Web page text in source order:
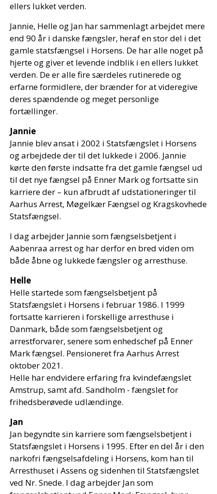
ellers lukket verden.
Jannie, Helle og Jan har sammenlagt arbejdet mere
end 90 år i danske fængsler, heraf en stor del i det
gamle statsfængsel i Horsens. De har alle noget på
hjerte og giver et levende indblik i en ellers lukket
verden. De er alle fire særdeles rutinerede og
erfarne formidlere, der brænder for at videregive
deres spændende og meget personlige
fortællinger.
Jannie
Jannie blev ansat i 2002 i Statsfængslet i Horsens
og arbejdede der til det lukkede i 2006. Jannie
kørte den første indsatte fra det gamle fængsel ud
til det nye fængsel på Enner Mark og fortsatte sin
karriere der – kun afbrudt af udstationeringer til
Aarhus Arrest, Møgelkær Fængsel og Kragskovhede
Statsfængsel.
I dag arbejder Jannie som fængselsbetjent i
Aabenraa arrest og har derfor en bred viden om
både åbne og lukkede fængsler og arresthuse.
Helle
Helle startede som fængselsbetjent på
Statsfængslet i Horsens i februar 1986. I 1999
fortsatte karrieren i forskellige arresthuse i
Danmark, både som fængselsbetjent og
arrestforvarer, senere som enhedschef på Enner
Mark fængsel. Pensioneret fra Aarhus Arrest
oktober 2021.
Helle har endvidere erfaring fra kvindefængslet
Amstrup, samt afd. Sandholm - fængslet for
frihedsberøvede udlændinge.
Jan
Jan begyndte sin karriere som fængselsbetjent i
Statsfængslet i Horsens i 1995. Efter en del år i den
narkofri fængselsafdeling i Horsens, kom han til
Arresthuset i Assens og sidenhen til Statsfængslet
ved Nr. Snede. I dag arbejder Jan som